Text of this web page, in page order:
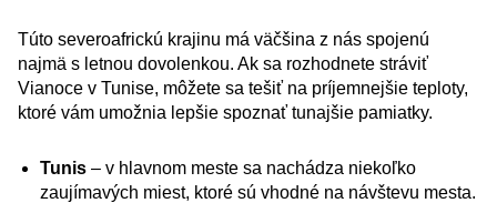
Túto severoafrickú krajinu má väčšina z nás spojenú
najmä s letnou dovolenkou. Ak sa rozhodnete stráviť
Vianoce v Tunise, môžete sa tešiť na príjemnejšie teploty,
ktoré vám umožnia lepšie spoznať tunajšie pamiatky.
Tunis – v hlavnom meste sa nachádza niekoľko
zaujímavých miest, ktoré sú vhodné na návštevu mesta.